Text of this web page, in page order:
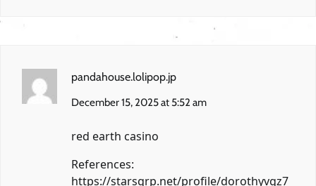
pandahouse.lolipop.jp
December 15, 2025 at 5:52 am
red earth casino
References:
https://starsgrp.net/profile/dorothyvgz7